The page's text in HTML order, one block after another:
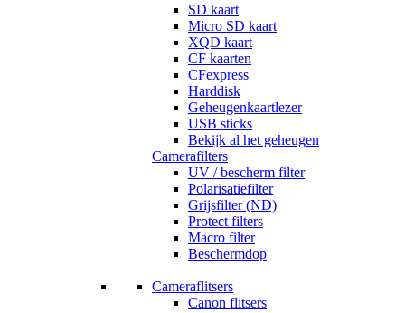
SD kaart
Micro SD kaart
XQD kaart
CF kaarten
CFexpress
Harddisk
Geheugenkaartlezer
USB sticks
Bekijk al het geheugen
Camerafilters
UV / bescherm filter
Polarisatiefilter
Grijsfilter (ND)
Protect filters
Macro filter
Beschermdop
Cameraflitsers
Canon flitsers